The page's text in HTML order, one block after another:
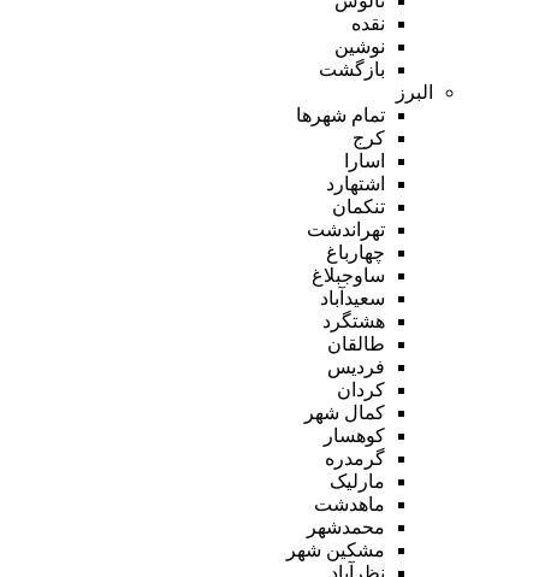
نقده
نوشین
بازگشت
البرز
تمام شهر‌ها
کرج
اسارا
اشتهارد
تنکمان
تهراندشت
چهارباغ
ساوجبلاغ
سعیدآباد
هشتگرد
طالقان
فردیس
کردان
کمال شهر
کوهسار
گرمدره
مارلیک
ماهدشت
محمدشهر
مشکین شهر
نظرآباد